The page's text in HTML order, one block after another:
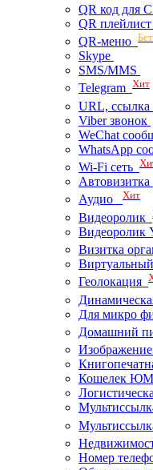
QR код для
QR плейлист
QR-меню
Skype
SMS/MMS
Telegram Хит
URL, ссылка
Viber звонок
WeChat
WhatsApp
Wi-Fi сеть
Автовизитка
Аудио Хит
Видеоролик
Видеоролик
Визитка
Геолокация
Для микро
Домашний
Изображение
Кошелек
Номер